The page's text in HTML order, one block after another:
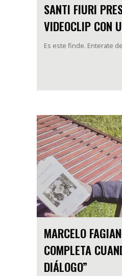
SANTI FIURI
VIDEOCLIP CON
Es este finde. Enterate
MARCELO
COMPLETA
DIÁLOGO”